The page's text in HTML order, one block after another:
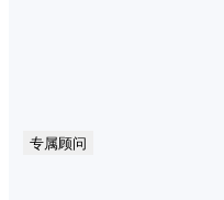
专属顾问